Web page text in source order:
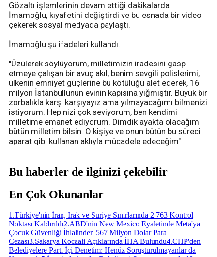
Gözaltı işlemlerinin devam ettiği dakikalarda
İmamoğlu, kıyafetini değiştirdi ve bu esnada bir video
çekerek sosyal medyada paylaştı.
İmamoğlu şu ifadeleri kullandı.
"Üzülerek söylüyorum, milletimizin iradesini gasp
etmeye çalışan bir avuç akıl, benim sevgili polislerimi,
ülkenin emniyet güçlerine bu kötülüğü alet ederek, 16
milyon İstanbullunun evinin kapısına yığmıştır. Büyük bir
zorbalıkla karşı karşıyayız ama yılmayacağımı bilmenizi
istiyorum. Hepinizi çok seviyorum, ben kendimi
milletime emanet ediyorum. Dimdik ayakta olacağım
bütün milletim bilsin. O kişiye ve onun bütün bu süreci
aparat gibi kullanan aklıyla mücadele edeceğim"
Bu haberler de ilginizi çekebilir
En Çok Okunanlar
1 .Türkiye'nin İran, Irak ve Suriye Sınırlarında 2.763 Kontrol
Noktası Kaldırıldı2.ABD'nin New Mexico Eyaletinde Meta'ya
Çocuk Güvenliği İhlalinden 567 Milyon Dolar Para
Cezası3.Sakarya Kocaali Açıklarında İHA Bulundu4.CHP'den
Belediyelere Parti İçi Denetim: Henüz Soruşturulmayanlar da